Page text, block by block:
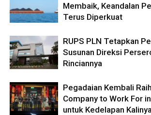
Membaik, Keandalan
Terus Diperkuat
RUPS PLN Tetapkan
Susunan Direksi
Rinciannya
Pegadaian Kembali
Company to Work For
untuk Kedelapan